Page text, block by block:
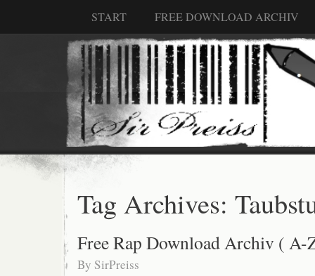
START FREE DOWNLOAD ARCHIV
Tag Archives:
Free Rap Download Archiv ( A-
By SirPreiss